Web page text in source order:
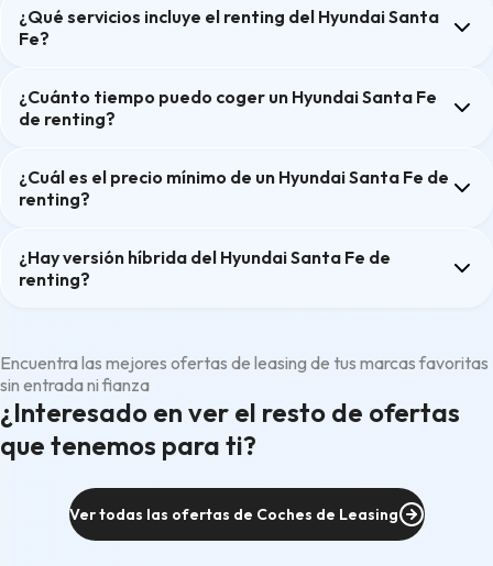
¿Qué servicios incluye el renting del Hyundai Santa
Fe?
¿Cuánto tiempo puedo coger un Hyundai Santa Fe
de renting?
¿Cuál es el precio mínimo de un Hyundai Santa Fe de
renting?
¿Hay versión híbrida del Hyundai Santa Fe de
renting?
Encuentra las mejores ofertas de leasing de tus marcas favoritas
sin entrada ni fianza
¿Interesado en ver el resto de ofertas
que tenemos para ti?
Ver todas las ofertas de Coches de Leasing